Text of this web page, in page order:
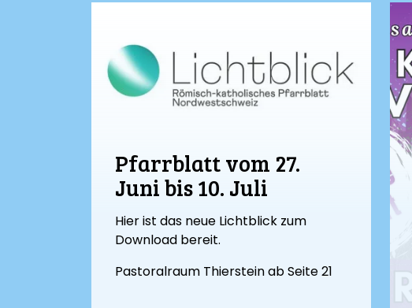
Pfarrblatt vom 27.
Juni bis 10. Juli
Hier ist das neue Lichtblick zum
Download bereit.
Pastoralraum Thierstein ab Seite 21